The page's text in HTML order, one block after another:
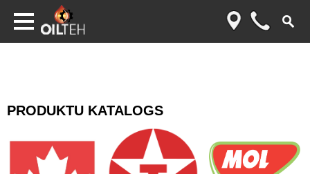
PRODUKTU KATALOGS